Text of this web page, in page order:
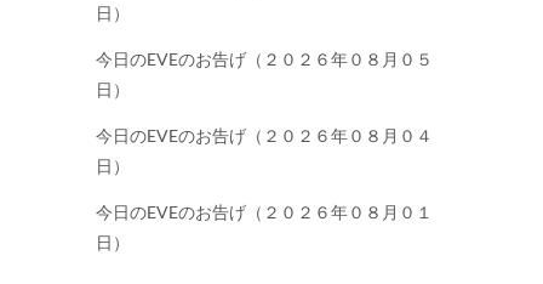
日）
今日のEVEのお告げ（２０２６年０８月０５
日）
今日のEVEのお告げ（２０２６年０８月０４
日）
今日のEVEのお告げ（２０２６年０８月０１
日）